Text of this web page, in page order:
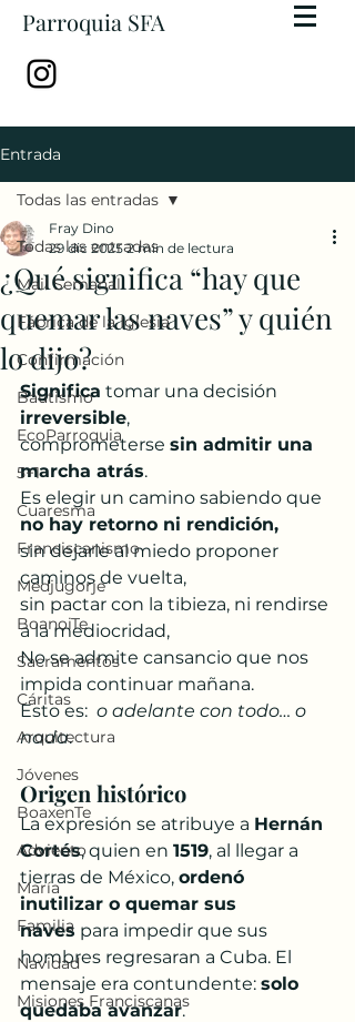
Parroquia SFA
Entrada
Todas las entradas
Mail Semanal
Fábrica de la Iglesia
Confirmación
Bautismo
EcoParroquia
5+1
Cuaresma
Franciscanismo
Medjugorje
BoanoiTe
Sacramentos
Cáritas
Arquitectura
Jóvenes
BoaxenTe
Adviento
María
Familia
Navidad
Misiones Franciscanas
Todas las entradas
¿Qué significa “hay que
quemar las naves” y quién
lo dijo?
Fray Dino
29 dic 2025 2 min de lectura
Significa tomar una decisión
irreversible,
comprometerse sin admitir una
marcha atrás.
Es elegir un camino sabiendo que
no hay retorno ni rendición,
sin dejarle al miedo proponer
caminos de vuelta,
sin pactar con la tibieza, ni rendirse
a la mediocridad,
No se admite cansancio que nos
impida continuar mañana.
Esto es: o adelante con todo… o
nada.
Origen histórico
La expresión se atribuye a Hernán
Cortés, quien en 1519, al llegar a
tierras de México, ordenó
inutilizar o quemar sus
naves para impedir que sus
hombres regresaran a Cuba. El
mensaje era contundente: solo
quedaba avanzar.